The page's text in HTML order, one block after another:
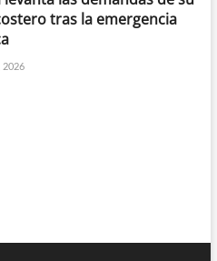
tras la emergencia
2026